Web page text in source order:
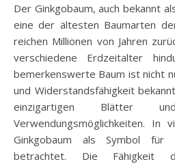
Der Ginkgobaum, auch bekannt als der „lebende Fossil“, ist
eine der ältesten Baumarten
reichen Millionen von Jahren
verschiedene Erdzeitalter
bemerkenswerte Baum ist nicht
und Widerstandsfähigkeit
einzigartigen Blätter
Verwendungsmöglichkeiten. In
Ginkgobaum als Symbol für
betrachtet. Die Fähigkeit